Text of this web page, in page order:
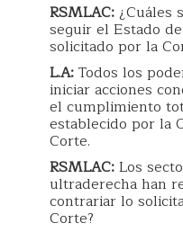
RSMLAC:¿Cuáles
seguir el Estado
solicitado por la
L.A:Todos los
iniciar acciones
el cumplimiento
establecido por la
Corte.
RSMLAC:Los
ultraderecha han
contrariar lo
Corte?